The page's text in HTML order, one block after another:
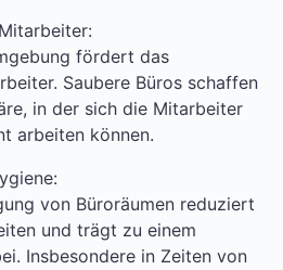
fördert das
Saubere Büros schaffen
in der sich die Mitarbeiter
arbeiten können.
von Büroräumen reduziert
und trägt zu einem
Insbesondere in Zeiten von